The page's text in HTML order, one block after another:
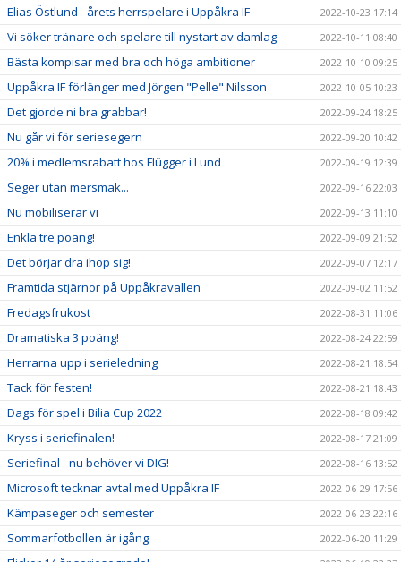
Elias Östlund - årets herrspelare i Uppåkra IF 2022-10-23 17:14
Vi söker tränare och spelare till nystart av damlag 2022-10-11 08:40
Bästa kompisar med bra och höga ambitioner 2022-10-10 09:25
Uppåkra IF förlänger med Jörgen "Pelle" Nilsson 2022-10-05 10:23
Det gjorde ni bra grabbar! 2022-09-24 18:25
Nu går vi för seriesegern 2022-09-20 10:42
20% i medlemsrabatt hos Flügger i Lund 2022-09-19 12:39
Seger utan mersmak... 2022-09-16 22:03
Nu mobiliserar vi 2022-09-13 11:10
Enkla tre poäng! 2022-09-09 21:52
Det börjar dra ihop sig! 2022-09-07 12:17
Framtida stjärnor på Uppåkravallen 2022-09-02 11:52
Fredagsfrukost 2022-08-31 11:06
Dramatiska 3 poäng! 2022-08-24 22:59
Herrarna upp i serieledning 2022-08-21 18:54
Tack för festen! 2022-08-21 18:43
Dags för spel i Bilia Cup 2022 2022-08-18 09:42
Kryss i seriefinalen! 2022-08-17 21:09
Seriefinal - nu behöver vi DIG! 2022-08-16 13:52
Microsoft tecknar avtal med Uppåkra IF 2022-06-29 17:56
Kämpaseger och semester 2022-06-23 22:16
Sommarfotbollen är igång 2022-06-20 11:29